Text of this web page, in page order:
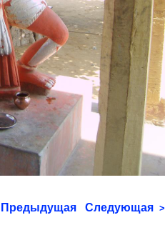
Предыдущая Следующая >